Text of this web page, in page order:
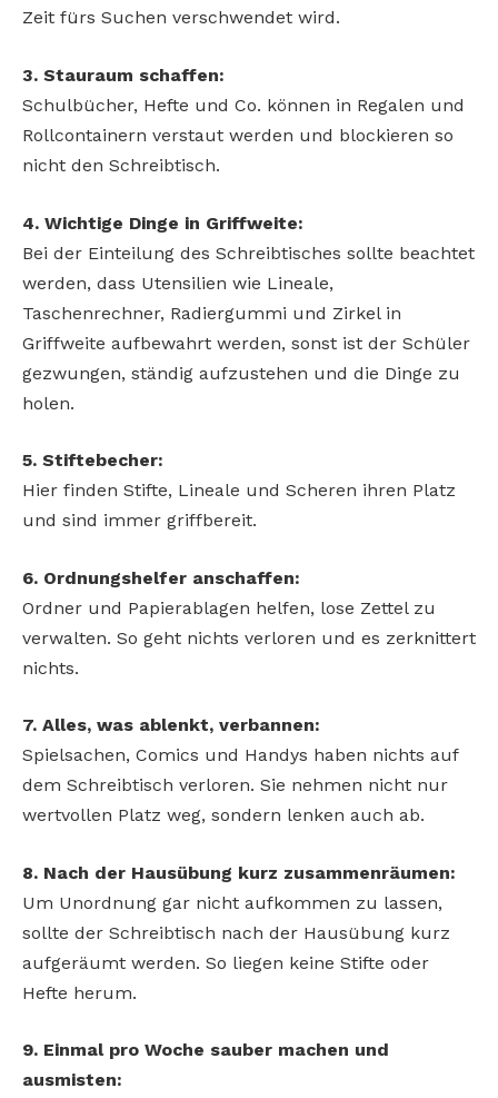
Zeit fürs Suchen verschwendet wird.
3. Stauraum schaffen:
Schulbücher, Hefte und Co. können in Regalen und
Rollcontainern verstaut werden und blockieren so
nicht den Schreibtisch.
4. Wichtige Dinge in Griffweite:
Bei der Einteilung des Schreibtisches sollte beachtet
werden, dass Utensilien wie Lineale,
Taschenrechner, Radiergummi und Zirkel in
Griffweite aufbewahrt werden, sonst ist der Schüler
gezwungen, ständig aufzustehen und die Dinge zu
holen.
5. Stiftebecher:
Hier finden Stifte, Lineale und Scheren ihren Platz
und sind immer griffbereit.
6. Ordnungshelfer anschaffen:
Ordner und Papierablagen helfen, lose Zettel zu
verwalten. So geht nichts verloren und es zerknittert
nichts.
7. Alles, was ablenkt, verbannen:
Spielsachen, Comics und Handys haben nichts auf
dem Schreibtisch verloren. Sie nehmen nicht nur
wertvollen Platz weg, sondern lenken auch ab.
8. Nach der Hausübung kurz zusammenräumen:
Um Unordnung gar nicht aufkommen zu lassen,
sollte der Schreibtisch nach der Hausübung kurz
aufgeräumt werden. So liegen keine Stifte oder
Hefte herum.
9. Einmal pro Woche sauber machen und
ausmisten: